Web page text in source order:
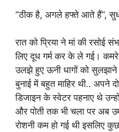
“ठीक है, अगले हफ्ते आते हैं”,
रात को प्रिया ने मां की रसोई
लिए दूध गर्म कर के ले गई। कमरे
उलझे हुए ऊनी धागों को सुलझाने
बुनाई में बहुत माहिर थी.. अपने
डिजाइन के स्वेटर पहनाए थे
और पोती तक भी चला पर अब
रोशनी कम हो गई थी इसलिए कुछ